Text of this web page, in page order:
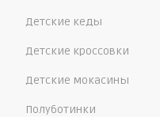
Детские кеды
Детские кроссовки
Детские мокасины
Полуботинки